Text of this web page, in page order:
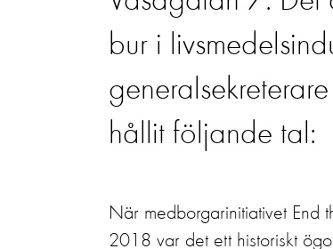
bur i
hållit följande tal:
När medborgarinitiativet End
2018 var det ett historiskt